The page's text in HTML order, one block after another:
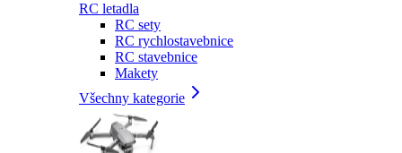
RC letadla
RC sety
RC rychlostavebnice
RC stavebnice
Makety
Všechny kategorie